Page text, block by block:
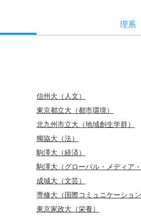
理系
信州大（人文）
東京都立大（都市環境）
北九州市立大（地域創生学群）
獨協大（法）
駒澤大（経済）
駒澤大（グローバル・メディア・
成城大（文芸）
専修大（国際コミュニケーション
東京家政大（栄養）